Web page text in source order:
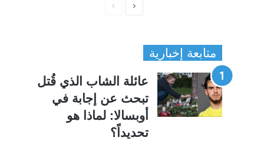
ا
ل
س
ا
ل
ت
متابعة إخبارية
عائلة الشاب الذي قُتل
تبحث عن إجابة في
أوبسالا: لماذا هو
تحديداً؟